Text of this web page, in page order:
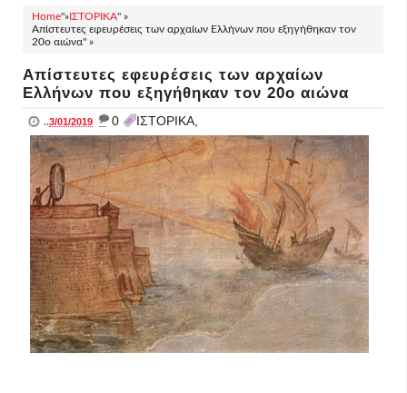
Home"»ΙΣΤΟΡΙΚΑ" »
Απίστευτες εφευρέσεις των αρχαίων Ελλήνων που εξηγήθηκαν τον
20ο αιώνα" »
Απίστευτες εφευρέσεις των αρχαίων
Ελλήνων που εξηγήθηκαν τον 20ο αιώνα
..3/01/2019 _ 0 ΙΣΤΟΡΙΚΑ,